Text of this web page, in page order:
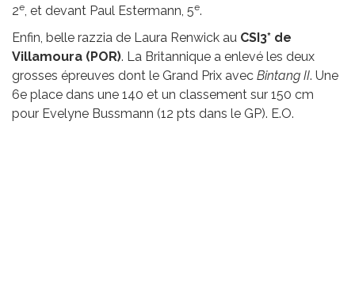
2e , et devant Paul Estermann, 5e.
Enfin, belle razzia de Laura Renwick au CSI3* de
Villamoura (POR). La Britannique a enlevé les deux
grosses épreuves dont le Grand Prix avec Bintang II. Une
6e place dans une 140 et un classement sur 150 cm
pour Evelyne Bussmann (12 pts dans le GP). E.O.